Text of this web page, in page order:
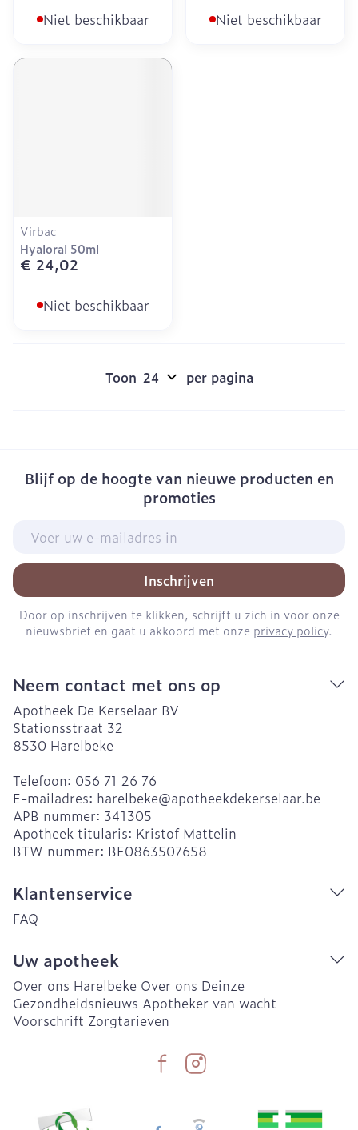
Niet beschikbaar Niet beschikbaar
Virbac
Hyaloral 50ml
€ 24,02
Niet beschikbaar
Toon per pagina
Blijf op de hoogte van nieuwe producten en
promoties
Inschrijven
Door op inschrijven te klikken, schrijft u zich in voor onze
nieuwsbrief en gaat u akkoord met onze privacy policy.
Neem contact met ons op
Apotheek De Kerselaar BV
Stationsstraat 32
8530 Harelbeke
Telefoon: 056 71 26 76
E-mailadres: harelbeke@apotheekdekerselaar.be
APB nummer: 341305
Apotheek titularis: Kristof Mattelin
BTW nummer: BE0863507658
Klantenservice
FAQ
Uw apotheek
Over ons Harelbeke Over ons Deinze
Gezondheidsnieuws Apotheker van wacht
Voorschrift Zorgtarieven